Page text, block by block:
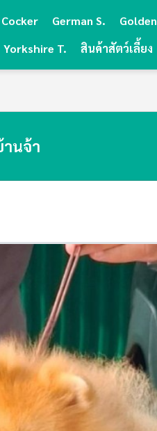
Cocker German S. Golden
Yorkshire T. สินค้าสัตว์เลี้ยง
นจ้า